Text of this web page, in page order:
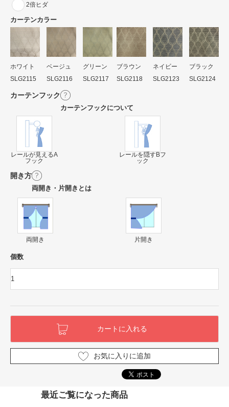
2倍ヒダ
カーテンカラー
ホワイト
SLG2115
ベージュ
SLG2116
グリーン
SLG2117
ブラウン
SLG2118
ネイビー
SLG2123
ブラック
SLG2124
カーテンフック
カーテンフックについて
レールが見えるA
フック
レールを隠すBフ
ック
開き方
両開き・片開きとは
両開き 片開き
個数
お気に入りに追加
最近ご覧になった商品